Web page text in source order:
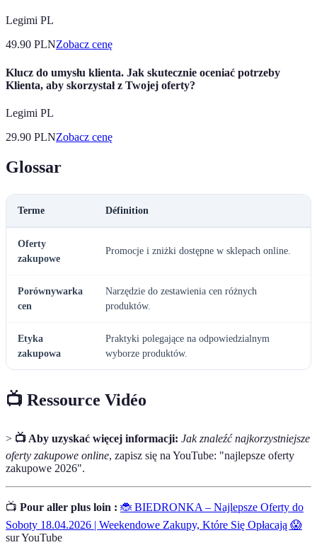
Legimi PL
49.90 PLNZobacz cenę
Klucz do umysłu klienta. Jak skutecznie oceniać potrzeby
Klienta, aby skorzystał z Twojej oferty?
Legimi PL
29.90 PLNZobacz cenę
Glossar
Terme Définition
Oferty
zakupowe
Promocje i zniżki dostępne w sklepach online.
Porównywarka
cen
Narzędzie do zestawienia cen różnych
produktów.
Etyka
zakupowa
Praktyki polegające na odpowiedzialnym
wyborze produktów.
📺 Ressource Vidéo
> 📺 Aby uzyskać więcej informacji: Jak znaleźć najkorzystniejsze
oferty zakupowe online, zapisz się na YouTube: "najlepsze oferty
zakupowe 2026".
📺 Pour aller plus loin : 🐞 BIEDRONKA – Najlepsze Oferty do
Soboty 18.04.2026 | Weekendowe Zakupy, Które Się Opłacają 😱
sur YouTube